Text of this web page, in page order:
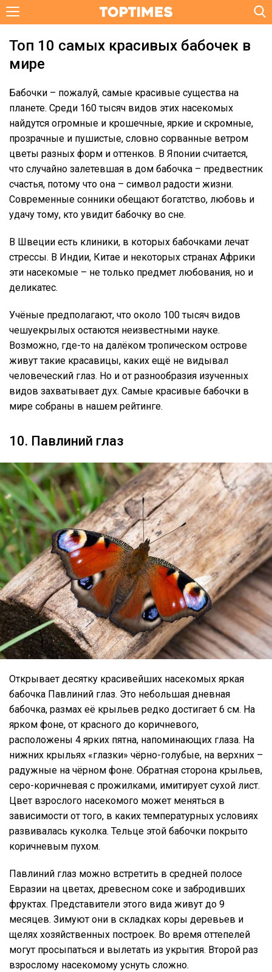
Топ 10 самых красивых бабочек в
мире
Бабочки – пожалуй, самые красивые существа на
планете. Среди 160 тысяч видов этих насекомых
найдутся огромные и крошечные, яркие и скромные,
прозрачные и пушистые, словно сорванные ветром
цветы разных форм и оттенков. В Японии считается,
что случайно залетевшая в дом бабочка – предвестник
счастья, потому что она – символ радости жизни.
Современные сонники обещают богатство, любовь и
удачу тому, кто увидит бабочку во сне.
В Швеции есть клиники, в которых бабочками лечат
стрессы. В Индии, Китае и некоторых странах Африки
эти насекомые – не только предмет любования, но и
деликатес.
Учёные предполагают, что около 100 тысяч видов
чешуекрылых остаются неизвестными науке.
Возможно, где-то на далёком тропическом острове
живут такие красавицы, каких ещё не видывал
человеческий глаз. Но и от разнообразия изученных
видов захватывает дух. Самые красивые бабочки в
мире собраны в нашем рейтинге.
10. Павлиний глаз
Открывает десятку красивейших насекомых яркая
бабочка Павлиний глаз. Это небольшая дневная
бабочка, размах её крыльев редко достигает 6 см. На
ярком фоне, от красного до коричневого,
расположены 4 ярких пятна, напоминающих глаза. На
нижних крыльях «глазки» чёрно-голубые, на верхних –
радужные на чёрном фоне. Обратная сторона крыльев,
серо-коричневая с прожилками, имитирует сухой лист.
Цвет взрослого насекомого может меняться в
зависимости от того, в каких температурных условиях
развивалась куколка. Тельце этой бабочки покрыто
коричневым пухом.
Павлиний глаз можно встретить в средней полосе
Евразии на цветах, древесном соке и забродивших
фруктах. Представители этого вида живут до 9
месяцев. Зимуют они в складках коры деревьев и
щелях хозяйственных построек. Во время оттепелей
могут просыпаться и вылетать из укрытия. Второй раз
взрослому насекомому уснуть сложно.